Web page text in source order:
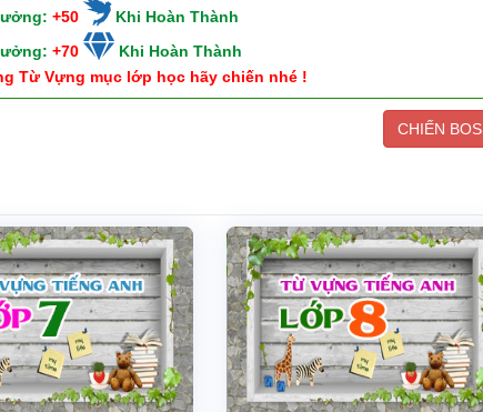
+50
Khi Hoàn Thành
+70
Khi Hoàn Thành
Từ Vựng mục lớp học hãy chiến nhé !
CHIẾN